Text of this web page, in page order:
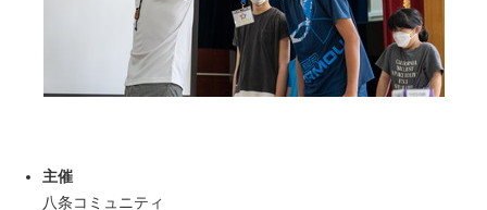
主催
八条コミュニティ